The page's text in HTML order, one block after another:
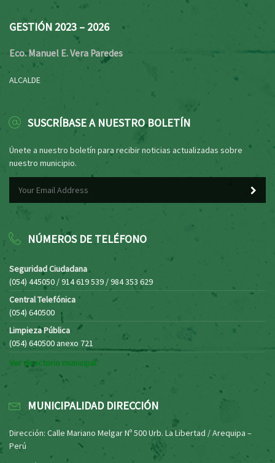
GESTIÓN 2023 – 2026
Eco. Manuel E. Vera Paredes
ALCALDE
SUSCRÍBASE A NUESTRO BOLETÍN
Únete a nuestro boletín para recibir noticias actualizadas sobre
nuestro municipio.
NÚMEROS DE TELÉFONO
Seguridad Ciudadana
(054) 445050 / 914 619 539 / 984 353 629
Central Telefónica
(054) 640500
Limpieza Pública
(054) 640500 anexo 721
Ver directorio municipal
MUNICIPALIDAD DIRECCIÓN
Dirección: Calle Mariano Melgar Nº 500 Urb. La Libertad / Arequipa –
Perú